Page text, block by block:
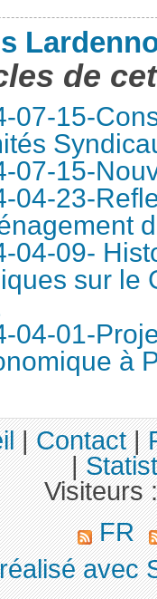
de
07-15-
07-15-
04-23-
04-09-
sur le
04-01-
à
|Contact|
|
Visiteurs
FR
avec